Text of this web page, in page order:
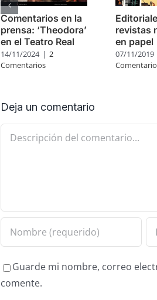
Comentarios en la
prensa: ‘Theodora’
en el Teatro Real
14/11/2024 | 2
Comentarios
revistas
en papel
07/11/2019
Deja un comentario
Comentario
Guarde mi nombre, correo
comente.